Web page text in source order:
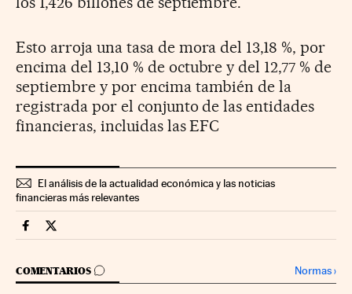
Esto arroja una tasa de mora del 13,18 %, por
encima del 13,10 % de octubre y del 12,77 % de
septiembre y por encima también de la
registrada por el conjunto de las entidades
financieras, incluidas las EFC
El análisis de la actualidad económica y las noticias
financieras más relevantes
Mercados Financieros Cinco Días en Facebook
Mercados Financieros Cinco Días en Twitter
COMENTARIOS
IR A LOS COMENTARIOS Normas›